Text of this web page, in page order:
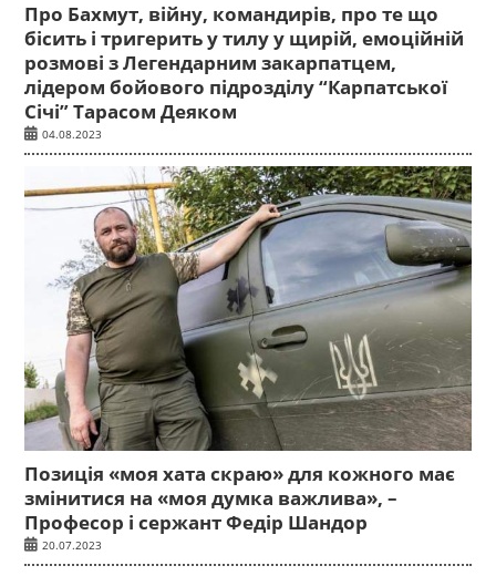
Про Бахмут, війну, командирів, про те що
бісить і тригерить у тилу у щирій, емоційній
розмові з Легендарним закарпатцем,
лідером бойового підрозділу “Карпатської
Січі” Тарасом Деяком
04.08.2023
Позиція «моя хата скраю» для кожного має
змінитися на «моя думка важлива», –
Професор і сержант Федір Шандор
20.07.2023